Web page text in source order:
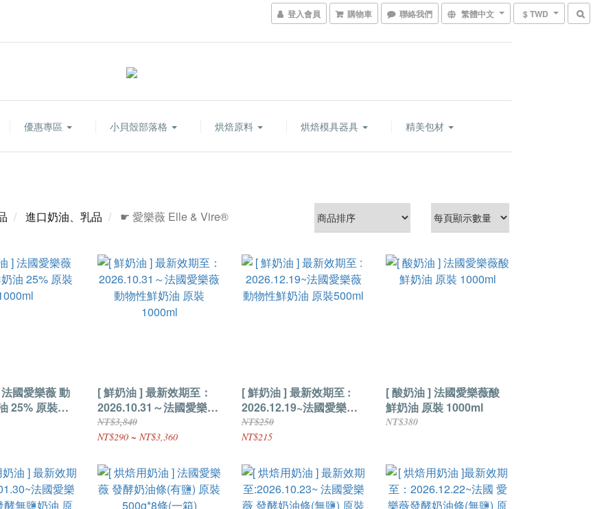
登入會員 購物車 聯絡我們 繁體中文 $ TWD
優惠專區 小貝殼部落格 烘焙原料 烘焙模具器具 精美包材
進口奶油、乳品 ☛ 愛樂薇 Elle & Vire®
國愛樂薇 動
25% 原裝
[ 鮮奶油 ] 最新效期至：
2026.10.31～法國愛樂薇
動物性鮮奶油 原裝
1000ml
NT$3,840
NT$290 ~ NT$3,360
[ 鮮奶油 ] 最新效期至 :
2026.12.19~法國愛樂薇
動物性鮮奶油 原裝500ml
NT$250
NT$215
[ 酸奶油 ] 法國愛樂薇酸
鮮奶油 原裝 1000ml
NT$380